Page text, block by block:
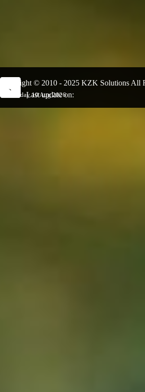
Copyright © 2010 - 2025 KZK Solutions All
Last update on:
Monday 10 Aug 2026